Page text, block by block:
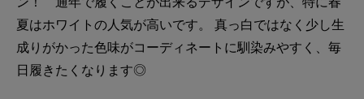
夏はホワイトの人気が高いです。 真っ白ではなく少し生
成りがかった色味がコーディネートに馴染みやすく、毎
日履きたくなります◎